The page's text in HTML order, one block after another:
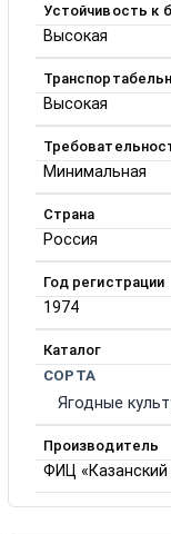
Устойчивость к
Высокая
Высокая
Минимальная
Страна
Россия
Год регистрации
1974
Каталог
СОРТА
Ягодные
Производитель
ФИЦ